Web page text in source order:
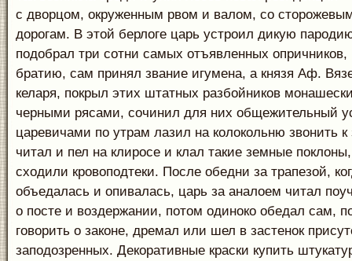
с дворцом, окруженным рвом и валом, со
дорогам. В этой берлоге царь устроил дикую
подобрал три сотни самых отъявленных опричников,
братию, сам принял звание игумена, а князя Аф.
келаря, покрыл этих штатных разбойников
черными рясами, сочинил для них общежительный
царевичами по утрам лазил на колокольню звонить к
читал и пел на клиросе и клал такие земные
сходили кровоподтеки. После обедни за трапезой,
объедалась и опивалась, царь за аналоем читал
о посте и воздержании, потом одиноко обедал сам,
говорить о законе, дремал или шел в застенок
заподозренных. Декоративные краски купить